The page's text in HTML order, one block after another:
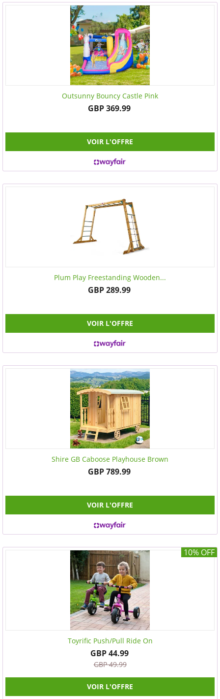
Outsunny Bouncy Castle Pink
GBP 369.99
VOIR L'OFFRE
Plum Play Freestanding Wooden...
GBP 289.99
VOIR L'OFFRE
Shire GB Caboose Playhouse Brown
GBP 789.99
VOIR L'OFFRE
10% OFF
Toyrific Push/Pull Ride On
GBP 44.99
GBP 49.99
VOIR L'OFFRE